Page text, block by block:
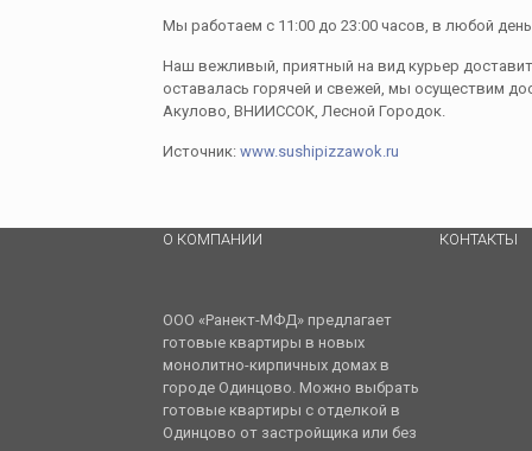
Мы работаем с 11:00 до 23:00 часов, в любой
Наш вежливый, приятный на вид курьер
оставалась горячей и свежей, мы осуществим
Акулoво, ВНИИССOК, Лесной Городок.
Источник: www.sushipizzawok.ru
О КОМПАНИИ
ООО «Ранект-МФД» предлагает
готовые квартиры в новых
монолитно-кирпичных домах в
городе Одинцово. Можно выбрать
готовые квартиры с отделкой в
Одинцово от застройщика или без
КОНТАКТЫ